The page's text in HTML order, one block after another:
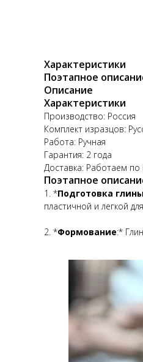
Характеристики
Поэтапное
Описание
Характеристики
Производство: Россия
Комплект изразцов:
Работа: Ручная
Гарантия: 2 года
Доставка: Работаем по
Поэтапное
1. *Подготовка глины
пластичной и легкой
2. *Формование:*